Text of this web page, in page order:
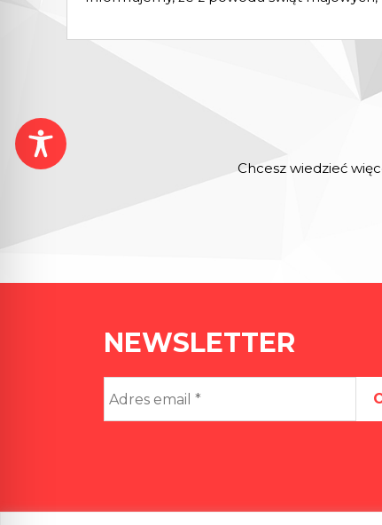
Chcesz wiedzieć
NEWSLETTER
email
*